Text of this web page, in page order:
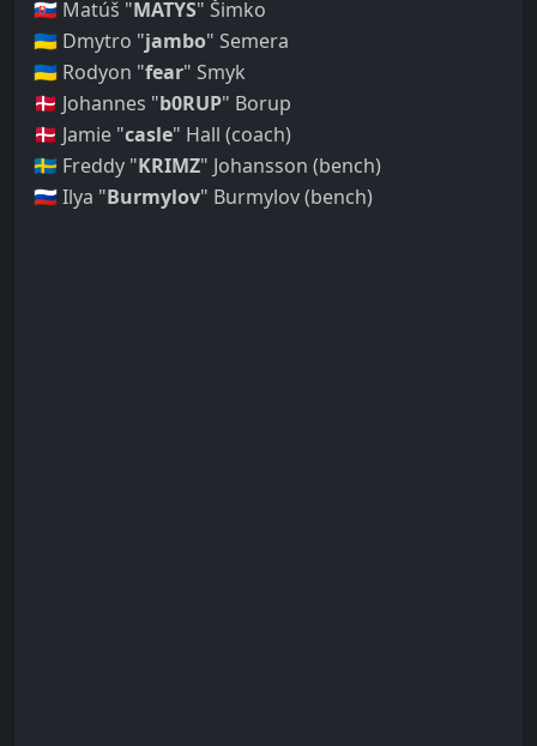
🇸🇰 Matúš "MATYS" Šimko
🇺🇦 Dmytro "jambo" Semera
🇺🇦 Rodyon "fear" Smyk
🇩🇰 Johannes "b0RUP" Borup
🇩🇰 Jamie "casle" Hall (coach)
🇸🇪 Freddy "KRIMZ" Johansson (bench)
🇷🇺 Ilya "Burmylov" Burmylov (bench)